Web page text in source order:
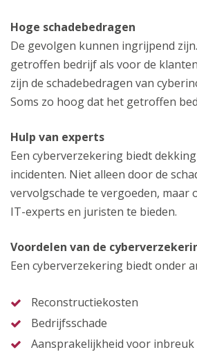
Hoge schadebedragen
De gevolgen kunnen ingrijpend
getroffen bedrijf als voor de
zijn de schadebedragen van
Soms zo hoog dat het getroffen
Hulp van experts
Een cyberverzekering biedt
incidenten. Niet alleen door de
vervolgschade te vergoeden, maar
IT-experts en juristen te bieden.
Voordelen van de
Een cyberverzekering biedt onder
Reconstructiekosten
Bedrijfsschade
Aansprakelijkheid voor inbreuk